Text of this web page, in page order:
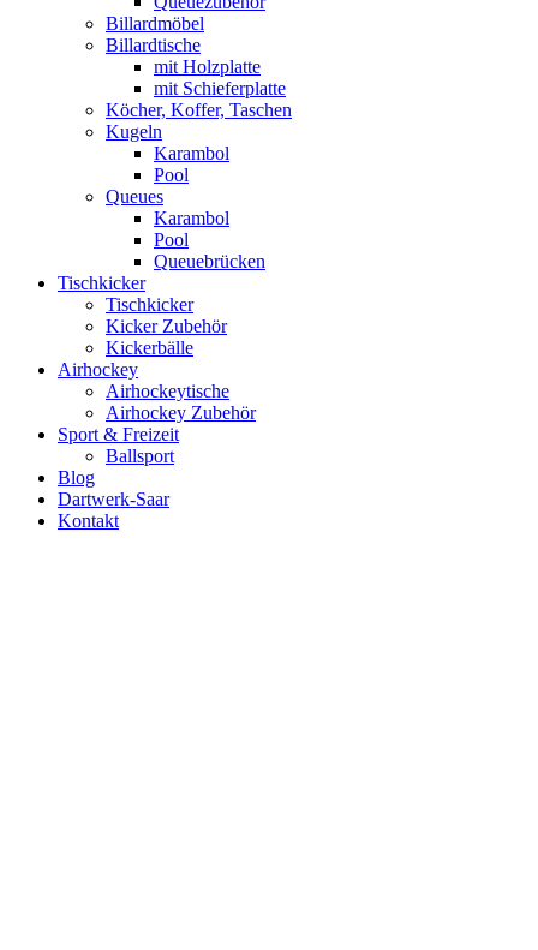
Billardmöbel
Billardtische
mit Holzplatte
mit Schieferplatte
Köcher, Koffer, Taschen
Kugeln
Karambol
Pool
Queues
Karambol
Pool
Queuebrücken
Tischkicker
Tischkicker
Kicker Zubehör
Kickerbälle
Airhockey
Airhockeytische
Airhockey Zubehör
Sport & Freizeit
Ballsport
Blog
Dartwerk-Saar
Kontakt